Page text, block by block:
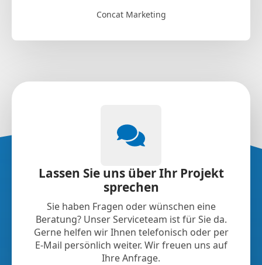
Concat Marketing
Lassen Sie uns über Ihr Projekt
sprechen
Sie haben Fragen oder wünschen eine
Beratung? Unser Serviceteam ist für Sie da.
Gerne helfen wir Ihnen telefonisch oder per
E-Mail persönlich weiter. Wir freuen uns auf
Ihre Anfrage.